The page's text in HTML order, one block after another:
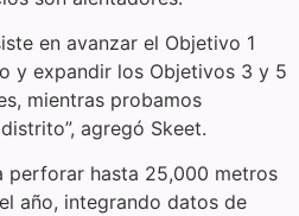
en avanzar el Objetivo 1
y expandir los Objetivos 3 y 5
mientras probamos
agregó Skeet.
perforar hasta 25,000 metros
año, integrando datos de